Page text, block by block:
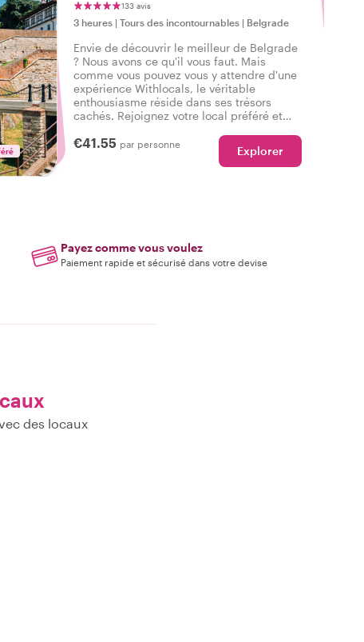
133 avis
3 heures | Tours des incontournables | Belgrade
Envie de découvrir le meilleur de Belgrade
? Nous avons ce qu'il vous faut. Mais
comme vous pouvez vous y attendre d'une
expérience Withlocals, le véritable
enthousiasme réside dans ses trésors
cachés. Rejoignez votre local préféré et
ville lors d'une visite qui a tout pour plaire,
pour que vous puissiez dire : J'ai vécu le
€41.55 par personne Explorer
Payez comme vous voulez
Paiement rapide et sécurisé dans votre devise
des locaux